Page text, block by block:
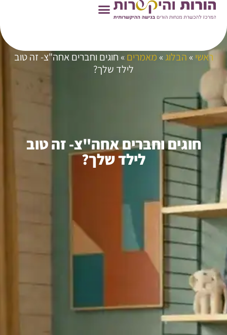
ראשי » הבלוג» מאמרים » חוגים וחברים אחה"צ- זה טוב
לילד שלך?
חוגים וחברים אחה"צ- זה טוב
לילד שלך?